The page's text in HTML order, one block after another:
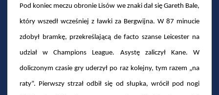
Pod koniec meczu obronie Lisów we znaki dał się Gareth Bale,
który wszedł wcześniej z ławki za Bergwijna. W 87 minucie
zdobył bramkę, przekreślającą de facto szanse Leicester na
udział w Champions League. Asystę zaliczył Kane. W
doliczonym czasie gry uderzył po raz kolejny, tym razem „na
raty”. Pierwszy strzał odbił się od słupka, wrócił pod nogi